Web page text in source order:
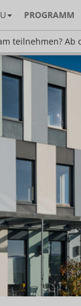
PROGRAMM
teilnehmen?
Ab